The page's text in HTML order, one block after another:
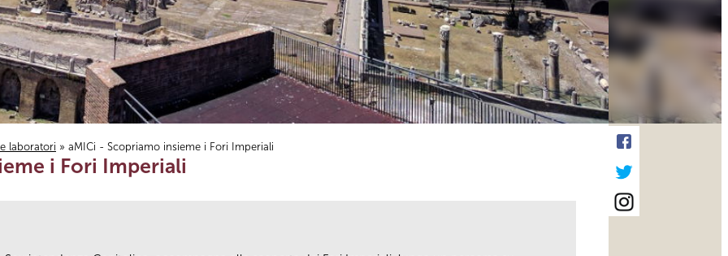
laboratori » aMICi - Scopriamo insieme i Fori Imperiali
i Fori Imperiali